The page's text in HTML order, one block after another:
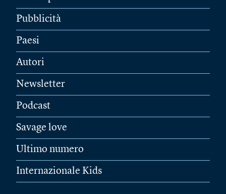
Pubblicità
Paesi
Autori
Newsletter
Podcast
Savage love
Ultimo numero
Internazionale Kids